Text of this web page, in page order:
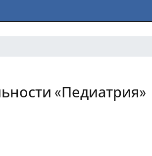
«Педиатрия»